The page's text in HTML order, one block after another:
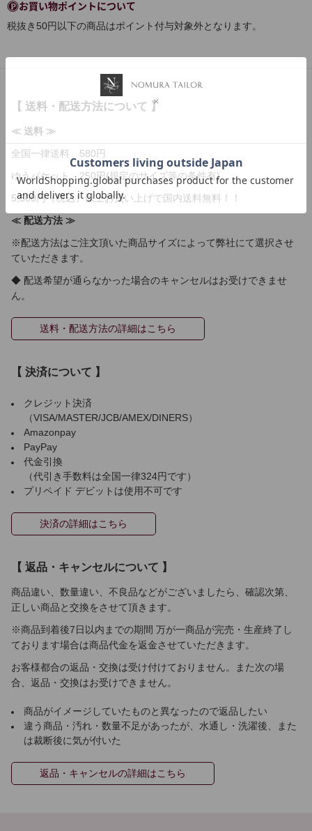
お買い物ポイントについて
税抜き50円以下の商品はポイント付与対象外となります。
【 送料・配送方法について 】
≪ 送料 ≫
全国一律送料 580円
ゆうパケット 250円(規定のサイズ等の条件有)
5,500円（税込）以上お買い上げで国内送料無料！！
≪ 配送方法 ≫
※配送方法はご注文頂いた商品サイズによって弊社にて選択させ
ていただきます。
◆ 配送希望が通らなかった場合のキャンセルはお受けできませ
ん。
送料・配送方法の詳細はこちら
【 決済について 】
クレジット決済
（VISA/MASTER/JCB/AMEX/DINERS）
Amazonpay
PayPay
代金引換
（代引き手数料は全国一律324円です）
プリペイド デビットは使用不可です
決済の詳細はこちら
【 返品・キャンセルについて 】
商品違い、数量違い、不良品などがございましたら、確認次第、
正しい商品と交換をさせて頂きます。
※商品到着後7日以内までの期間 万が一商品が完売・生産終了し
ております場合は商品代金を返金させていただきます。
お客様都合の返品・交換は受け付けておりません。また次の場
合、返品・交換はお受けできません。
商品がイメージしていたものと異なったので返品したい
違う商品・汚れ・数量不足があったが、水通し・洗濯後、また
は裁断後に気が付いた
返品・キャンセルの詳細はこちら